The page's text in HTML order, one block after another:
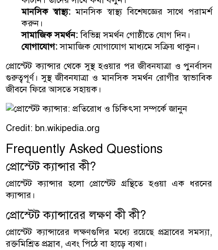
মানসিক স্বাস্থ্য: মানসিক স্বাস্থ্য বিশেষজ্ঞের সাথে পরামর্শ
করুন।
সামাজিক সমর্থন:বিভিন্ন সমর্থন গোষ্ঠীতে যোগ দিন।
যোগাযোগ:সামাজিক যোগাযোগ মাধ্যমে সক্রিয় থাকুন।
প্রোস্টেট ক্যান্সার থেকে সুস্থ হওয়ার পর জীবনযাত্রা ও পুনর্বাসন
গুরুত্বপূর্ণ। সুস্থ জীবনযাত্রা ও মানসিক সমর্থন রোগীর স্বাভাবিক
জীবনে ফিরে আসতে সহায়ক।
Credit: bn.wikipedia.org
Frequently Asked Questions
প্রোস্টেট ক্যান্সার কী?
প্রোস্টেট ক্যান্সার হলো প্রোস্টেট গ্রন্থিতে হওয়া এক ধরনের
ক্যান্সার।
প্রোস্টেট ক্যান্সারের লক্ষণ কী কী?
প্রোস্টেট ক্যান্সারের লক্ষণগুলির মধ্যে রয়েছে প্রস্রাবের সমস্যা,
রক্তমিশ্রিত প্রস্রাব, এবং পিঠে বা হাড়ে ব্যথা।